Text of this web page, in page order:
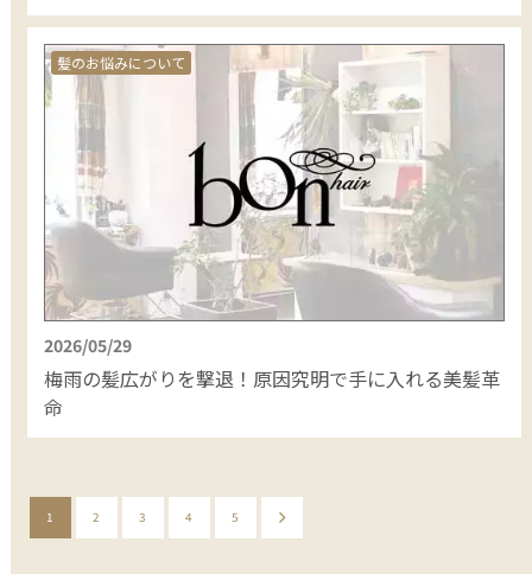
髪のお悩みについて
2026/05/29
梅雨の髪広がりを撃退！原因究明で手に入れる美髪革
命
1 2 3 4 5